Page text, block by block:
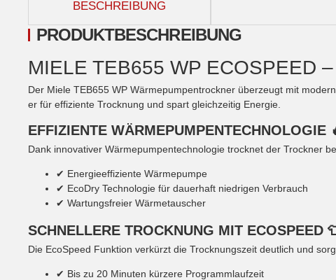
BESCHREIBUNG
PRODUKTBESCHREIBUNG
MIELE TEB655 WP ECOSPEED
Der Miele TEB655 WP Wärmepumpentrockner überzeugt mit
er für effiziente Trocknung und spart gleichzeitig Energie.
EFFIZIENTE WÄRMEPUMPENTECHNOLOGIE
Dank innovativer Wärmepumpentechnologie trocknet der Trockner
✔ Energieeffiziente Wärmepumpe
✔ EcoDry Technologie für dauerhaft niedrigen Verbrauch
✔ Wartungsfreier Wärmetauscher
SCHNELLERE TROCKNUNG MIT ECOSPEED
Die EcoSpeed Funktion verkürzt die Trocknungszeit deutlich und
✔ Bis zu 20 Minuten kürzere Programmlaufzeit